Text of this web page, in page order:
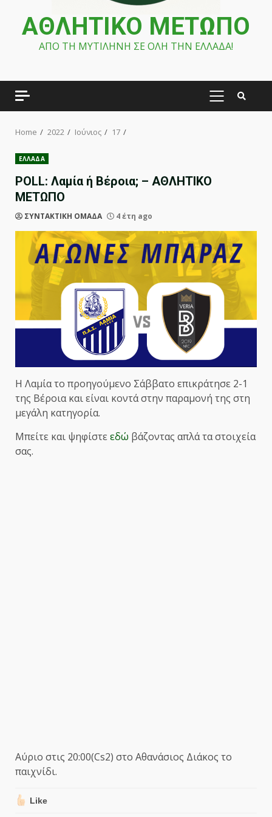
ΑΘΛΗΤΙΚΟ ΜΕΤΩΠΟ
ΑΠΟ ΤΗ ΜΥΤΙΛΗΝΗ ΣΕ ΟΛΗ ΤΗΝ ΕΛΛΑΔΑ!
PRIMARY
Home 2022 Ιούνιος 17
ΕΛΛΑΔΑ
POLL: Λαμία ή Βέροια; – ΑΘΛΗΤΙΚΟ
ΜΕΤΩΠΟ
ΣΥΝΤΑΚΤΙΚΗ ΟΜΑΔΑ 4 έτη ago
Η Λαμία το προηγούμενο Σάββατο επικράτησε 2-1
της Βέροια και είναι κοντά στην παραμονή της στη
μεγάλη κατηγορία.
Μπείτε και ψηφίστε εδώ βάζοντας απλά τα στοιχεία
σας.
Αύριο στις 20:00(Cs2) στο Αθανάσιος Διάκος το
παιχνίδι.
Like